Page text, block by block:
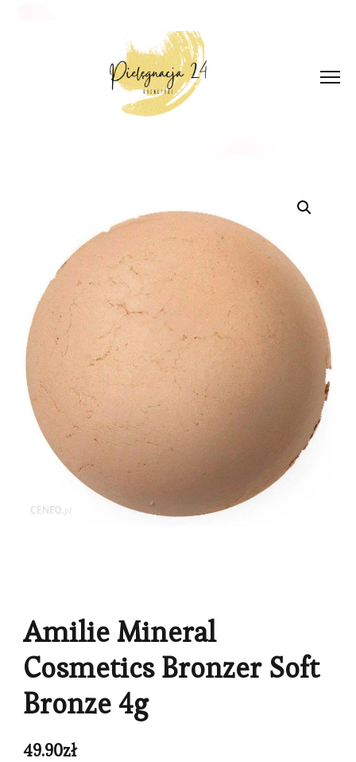
Amilie Mineral
Cosmetics Bronzer Soft
Bronze 4g
49.90zł